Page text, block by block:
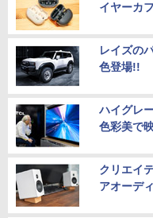
イヤーカ
レイズの
色登場!!
ハイグレ
色彩美で
クリエイ
アオーデ